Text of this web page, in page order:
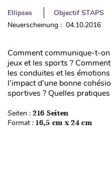
Ellipses
Objectif STAPS
Neuerscheinung : 04.10.2016
Comment communique-t-
jeux et les sports ?
les conduites et les
l’impact d’une bonne
sportives ? Quelles pratiques
Seiten : 216 Seiten
Format : 16,5 cm x 24 cm